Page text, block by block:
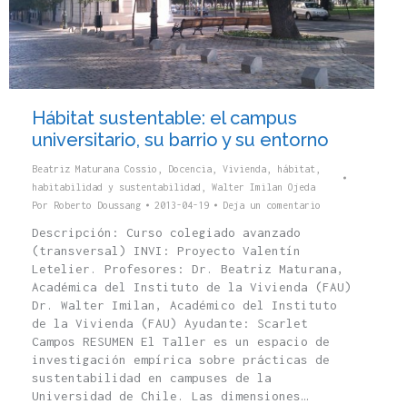
Hábitat sustentable: el campus
universitario, su barrio y su entorno
Beatriz Maturana Cossio Docencia
Vivienda, hábitat,
habitabilidad y sustentabilidad
Walter Imilan Ojeda
Por Roberto Doussang 2013-04-19 Deja un comentario
Descripción: Curso colegiado avanzado
(transversal) INVI: Proyecto Valentín
Letelier. Profesores: Dr. Beatriz Maturana,
Académica del Instituto de la Vivienda (FAU)
Dr. Walter Imilan, Académico del Instituto
de la Vivienda (FAU) Ayudante: Scarlet
Campos RESUMEN El Taller es un espacio de
investigación empírica sobre prácticas de
sustentabilidad en campuses de la
Universidad de Chile. Las dimensiones…